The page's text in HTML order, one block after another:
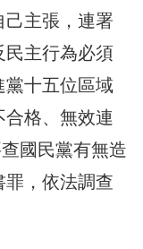
己主張，連署
民主行為必須
黨十五位區域
合格、無效連
國民黨有無造
，依法調查